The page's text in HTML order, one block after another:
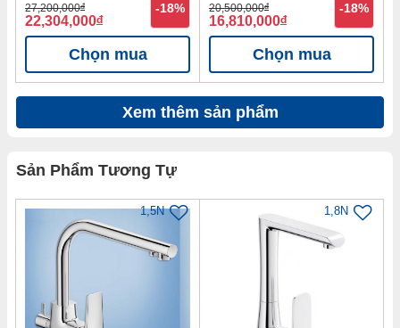
27,200,000đ
22,304,000đ
-18%
Chọn mua
20,500,000đ
16,810,000đ
-18%
Chọn mua
Xem thêm sản phẩm
Sản Phẩm Tương Tự
1,5N 1,8N